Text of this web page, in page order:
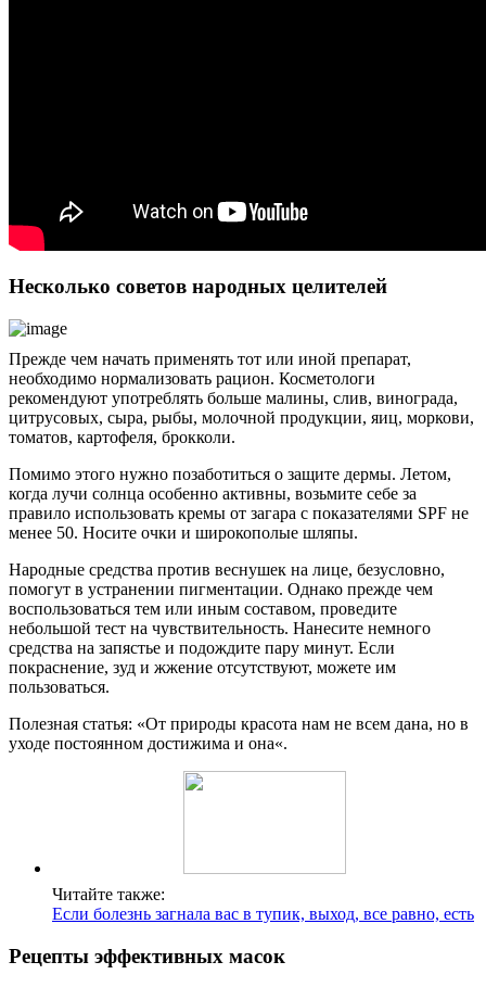
Несколько советов народных целителей
Прежде чем начать применять тот или иной препарат,
необходимо нормализовать рацион. Косметологи
рекомендуют употреблять больше малины, слив, винограда,
цитрусовых, сыра, рыбы, молочной продукции, яиц, моркови,
томатов, картофеля, брокколи.
Помимо этого нужно позаботиться о защите дермы. Летом,
когда лучи солнца особенно активны, возьмите себе за
правило использовать кремы от загара с показателями SPF не
менее 50. Носите очки и широкополые шляпы.
Народные средства против веснушек на лице, безусловно,
помогут в устранении пигментации. Однако прежде чем
воспользоваться тем или иным составом, проведите
небольшой тест на чувствительность. Нанесите немного
средства на запястье и подождите пару минут. Если
покраснение, зуд и жжение отсутствуют, можете им
пользоваться.
Полезная статья: «От природы красота нам не всем дана, но в
уходе постоянном достижима и она«.
Читайте также:
Если болезнь загнала вас в тупик, выход, все равно, есть
Рецепты эффективных масок